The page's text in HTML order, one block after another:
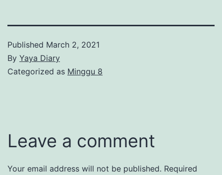
Published March 2, 2021
By Yaya Diary
Categorized as Minggu 8
Leave a comment
Your email address will not be published. Required